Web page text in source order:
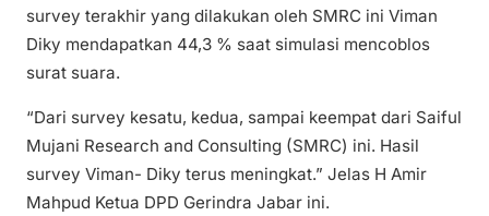
survey terakhir yang dilakukan oleh SMRC ini Viman
Diky mendapatkan 44,3 % saat simulasi mencoblos
surat suara.
“Dari survey kesatu, kedua, sampai keempat dari Saiful
Mujani Research and Consulting (SMRC) ini. Hasil
survey Viman- Diky terus meningkat.” Jelas H Amir
Mahpud Ketua DPD Gerindra Jabar ini.